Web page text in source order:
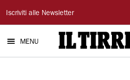
Il
Tirreno
Iscriviti alle Newsletter
MENU